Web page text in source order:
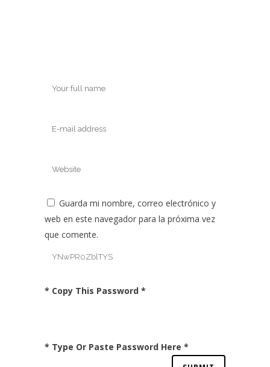
Guarda mi nombre, correo electrónico y
web en este navegador para la próxima vez
que comente.
* Copy This Password *
* Type Or Paste Password Here *